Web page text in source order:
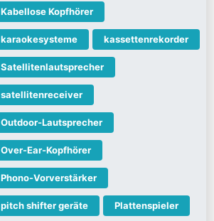
Kabellose Kopfhörer
karaokesysteme kassettenrekorder
Satellitenlautsprecher
satellitenreceiver
Outdoor-Lautsprecher
Over-Ear-Kopfhörer
Phono-Vorverstärker
pitch shifter geräte Plattenspieler